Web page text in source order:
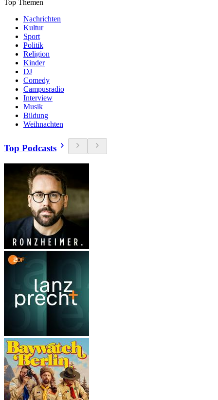
Top Themen
Nachrichten
Kultur
Sport
Politik
Religion
Kinder
DJ
Comedy
Campusradio
Interview
Musik
Bildung
Weihnachten
Top Podcasts